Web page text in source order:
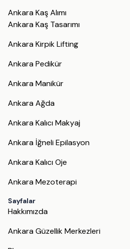
Ankara Kaş Alımı
Ankara Kaş Tasarımı
Ankara Kirpik Lifting
Ankara Pedikür
Ankara Manikür
Ankara Ağda
Ankara Kalıcı Makyaj
Ankara İğneli Epilasyon
Ankara Kalıcı Oje
Ankara Mezoterapi
Sayfalar
Hakkımızda
Ankara Güzellik Merkezleri